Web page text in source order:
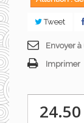
Tweet
Envoyer
Imprimer